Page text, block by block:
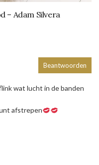
– Adam Silvera
wat lucht in de banden
afstrepen
Beantwoorden